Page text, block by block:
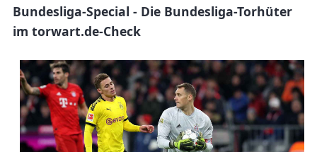
Bundesliga-Special - Die Bundesliga-Torhüter
im torwart.de-Check